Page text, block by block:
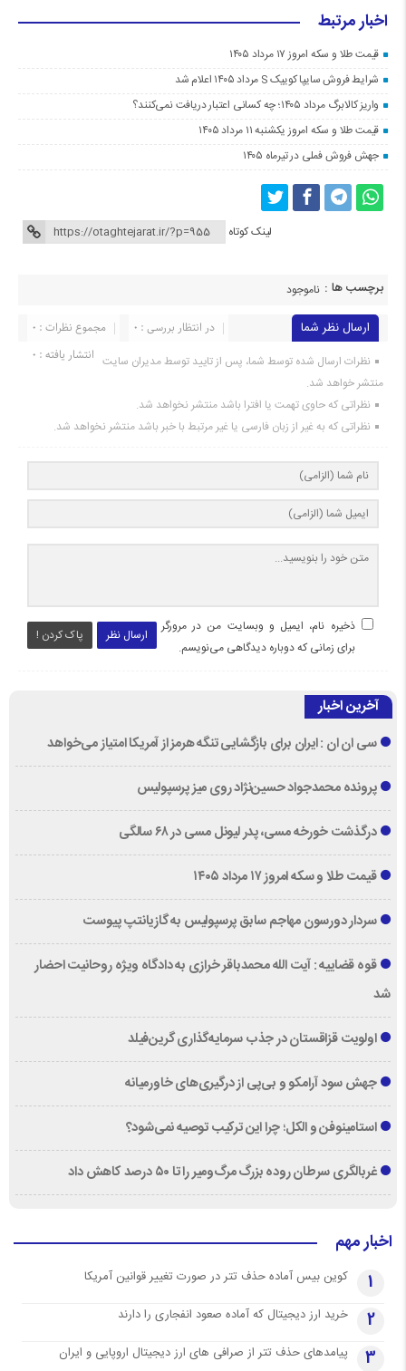
اخبار مرتبط
قیمت طلا و سکه امروز ۱۷ مرداد ۱۴۰۵
شرایط فروش سایپا کوییک S مرداد ۱۴۰۵ اعلام شد
واریز کالابرگ مرداد ۱۴۰۵؛ چه کسانی اعتبار دریافت نمی‌کنند؟
قیمت طلا و سکه امروز یکشنبه ۱۱ مرداد ۱۴۰۵
جهش فروش فملی در تیرماه ۱۴۰۵
لینک کوتاه
برچسب ها : ناموجود
ارسال نظر شما مجموع نظرات : 0
در انتظار بررسی : 0
انتشار یافته : 0 نظرات ارسال شده توسط شما، پس از تایید توسط مدیران سایت
منتشر خواهد شد.
نظراتی که حاوی تهمت یا افترا باشد منتشر نخواهد شد.
نظراتی که به غیر از زبان فارسی یا غیر مرتبط با خبر باشد منتشر نخواهد شد.
ارسال نظر پاک کردن !
ذخیره نام، ایمیل و وبسایت من در مرورگر
برای زمانی که دوباره دیدگاهی می‌نویسم.
آخرین اخبار
سی ان ان : ایران برای بازگشایی تنگه هرمز از آمریکا امتیاز می‌خواهد
پرونده محمدجواد حسین‌نژاد روی میز پرسپولیس
درگذشت خورخه مسی، پدر لیونل مسی در ۶۸ سالگی
قیمت طلا و سکه امروز ۱۷ مرداد ۱۴۰۵
سردار دورسون مهاجم سابق پرسپولیس به گازیانتپ پیوست
قوه قضاییه : آیت الله محمدباقر خرازی به دادگاه ویژه روحانیت احضار
شد
اولویت قزاقستان در جذب سرمایه‌گذاری گرین‌فیلد
جهش سود آرامکو و بی‌پی از درگیری‌های خاورمیانه
استامینوفن و الکل؛ چرا این ترکیب توصیه نمی‌شود؟
غربالگری سرطان روده بزرگ مرگ‌ومیر را تا ۵۰ درصد کاهش داد
اخبار مهم
1 کوین بیس آماده حذف تتر در صورت تغییر قوانین آمریکا
2 خرید ارز دیجیتال که آماده صعود انفجاری را دارند
3 پیامدهای حذف تتر از صرافی های ارز دیجیتال اروپایی و ایران